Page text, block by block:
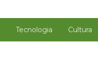
Tecnologia Cultura